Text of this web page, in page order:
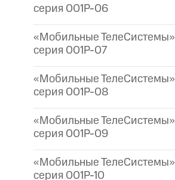
серия 001P-06
«Мобильные ТелеСистемы»
серия 001P-07
«Мобильные ТелеСистемы»
серия 001P-08
«Мобильные ТелеСистемы»
серия 001P-09
«Мобильные ТелеСистемы»
серия 001P-10